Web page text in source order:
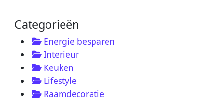
Categorieën
Energie besparen
Interieur
Keuken
Lifestyle
Raamdecoratie